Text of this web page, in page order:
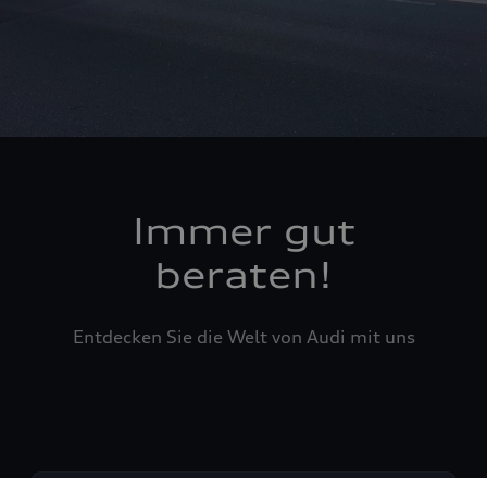
Immer gut
beraten!
Entdecken Sie die Welt von Audi mit uns